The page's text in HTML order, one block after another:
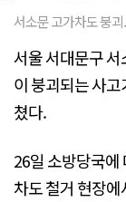
서소문 고가차도 붕
서울 서대문구
이 붕괴되는 사
쳤다.
26일 소방당국에
차도 철거 현장